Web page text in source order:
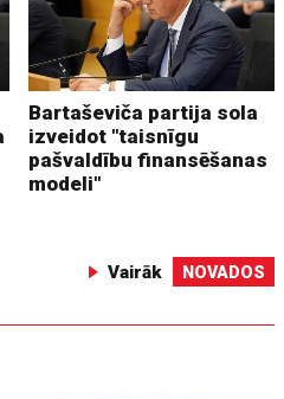
Bartaševiča partija sola
izveidot "taisnīgu
pašvaldību finansēšanas
modeli"
Vairāk NOVADOS